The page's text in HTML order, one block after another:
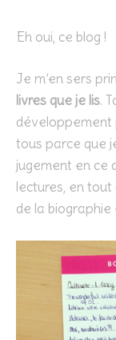
Eh oui, ce blog !
Je m’en sers
livres que je lis.
développement
tous parce que
jugement en ce
lectures, en
de la biographie